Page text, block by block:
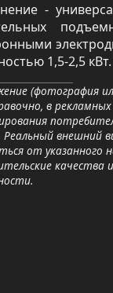
-
1,5-2,5 кВт.
(фотография
в
Реальный внешний
от указанного
качества